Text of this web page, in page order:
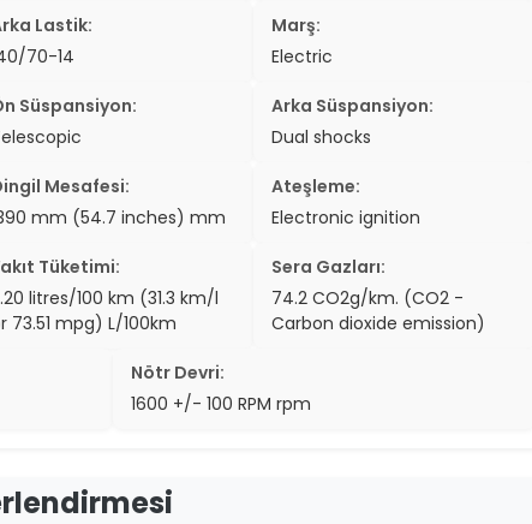
Lastik:
70-14
Marş:
Electric
Süspansiyon:
Arka Süspansiyon:
Dual shocks
Mesafesi:
mm (54.7 inches) mm
Ateşleme:
Electronic ignition
Tüketimi:
litres/100 km (31.3 km/l
73.51 mpg) L/100km
Sera Gazları:
74.2 CO2g/km. (CO2 -
Carbon dioxide emission)
Nötr Devri:
1600 +/- 100 RPM rpm